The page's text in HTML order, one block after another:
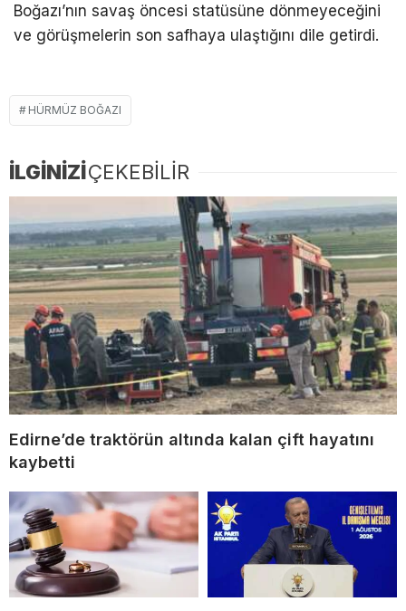
Boğazı’nın savaş öncesi statüsüne dönmeyeceğini
ve görüşmelerin son safhaya ulaştığını dile getirdi.
HÜRMÜZ BOĞAZI
İLGİNİZİÇEKEBİLİR
Edirne’de traktörün altında kalan çift hayatını
kaybetti